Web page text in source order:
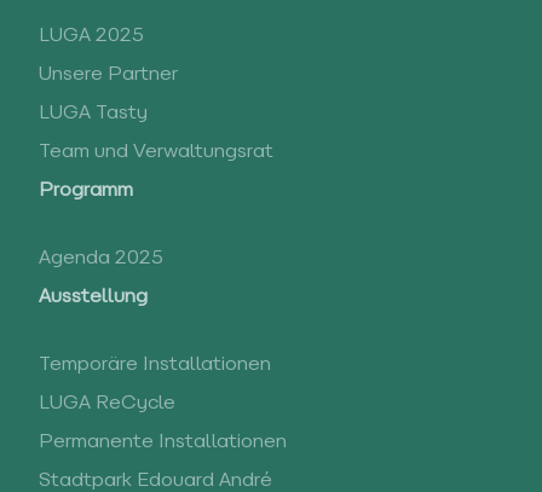
LUGA 2025
Unsere Partner
LUGA Tasty
Team und Verwaltungsrat
Programm
Agenda 2025
Ausstellung
Temporäre Installationen
LUGA ReCycle
Permanente Installationen
Stadtpark Edouard André